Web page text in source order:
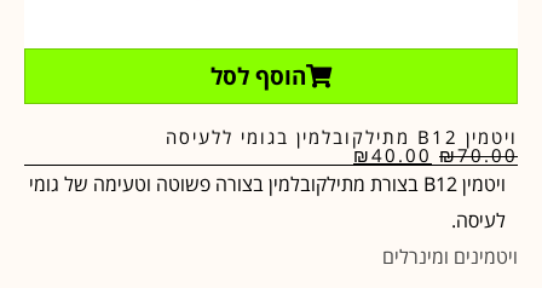
הוסף לסל
ויטמין B12 מתילקובלמין בגומי ללעיסה
₪70.00
₪40.00
ויטמין B12 בצורת מתילקובלמין בצורה פשוטה וטעימה של גומי
לעיסה.
ויטמינים ומינרלים